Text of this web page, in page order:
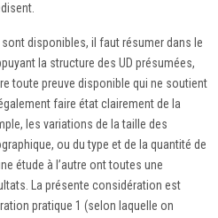
disponibles, il faut résumer dans le
la structure des UD présumées,
toute preuve disponible qui ne soutient
faire état clairement de la
les variations de la taille des
ou du type et de la quantité de
étude à l’autre ont toutes une
La présente considération est
pratique 1 (selon laquelle on